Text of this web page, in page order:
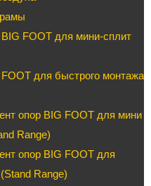
FOOT для мини-сплит
для быстрого монтажа
опор BIG FOOT для мини
Range)
опор BIG FOOT для
Range)